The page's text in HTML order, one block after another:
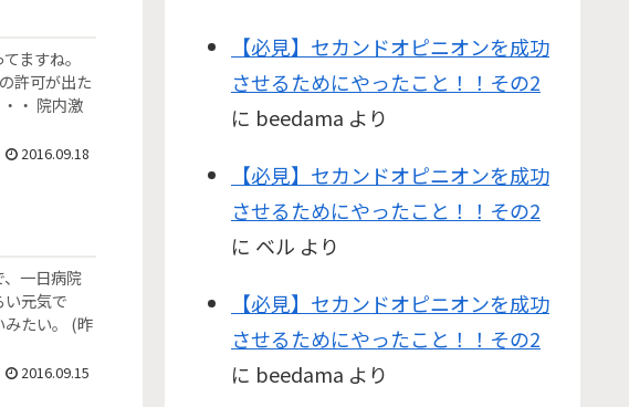
ますね。
許可が出た
・ 院内激
2016.09.18
一日病院
元気で
みたい。 (昨
2016.09.15
【必見】セカンドオピニオンを成功
させるためにやったこと！！その2
に beedama より
【必見】セカンドオピニオンを成功
させるためにやったこと！！その2
に ベル より
【必見】セカンドオピニオンを成功
させるためにやったこと！！その2
に beedama より